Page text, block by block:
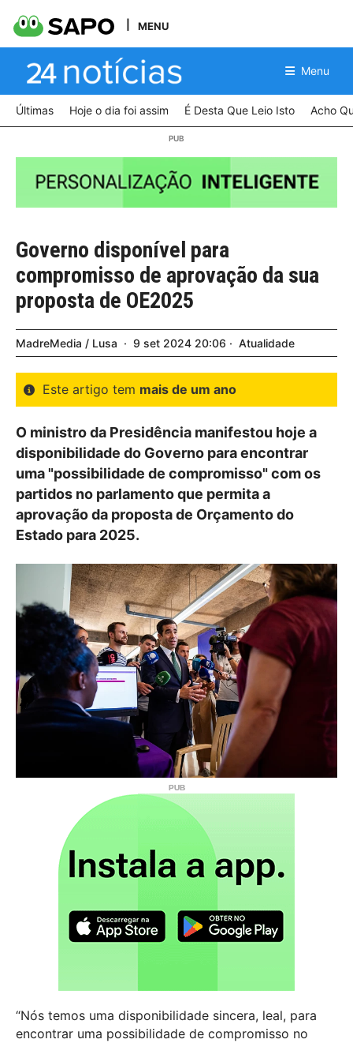
MENU
Menu
Últimas Hoje o dia foi assim É Desta Que Leio Isto Acho
Governo disponível para
compromisso de aprovação da sua
proposta de OE2025
MadreMedia / Lusa 9 set 2024 20:06 Atualidade
Este artigo tem mais de um ano
O ministro da Presidência manifestou hoje a
disponibilidade do Governo para encontrar
uma "possibilidade de compromisso" com os
partidos no parlamento que permita a
aprovação da proposta de Orçamento do
Estado para 2025.
“Nós temos uma disponibilidade sincera, leal, para
encontrar uma possibilidade de compromisso no